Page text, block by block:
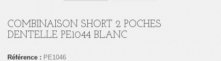
COMBINAISON SHORT 2 POCHES
DENTELLE PE1044 BLANC
Référence : PE1046